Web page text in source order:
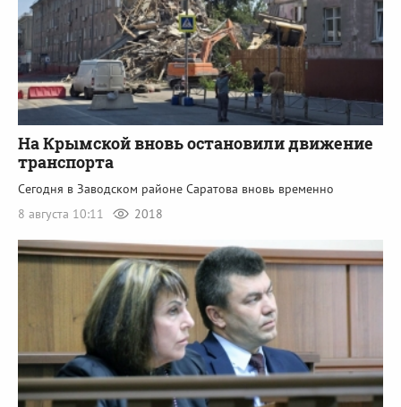
На Крымской вновь остановили движение
транспорта
Сегодня в Заводском районе Саратова вновь временно
8 августа 10:11
2018